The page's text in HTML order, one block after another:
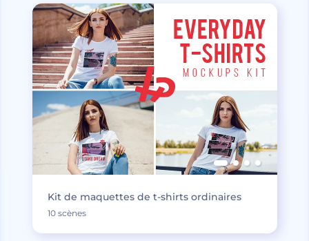
Kit de maquettes de t-shirts ordinaires
10 scènes